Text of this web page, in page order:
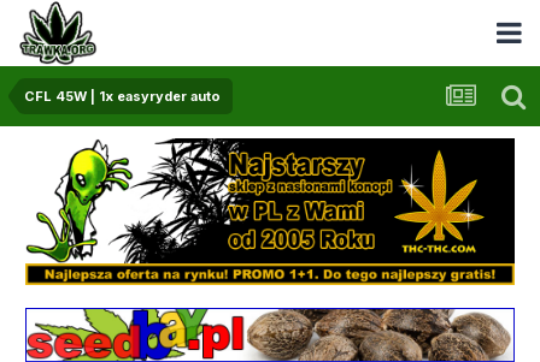
CFL 45W | 1x easyryder auto